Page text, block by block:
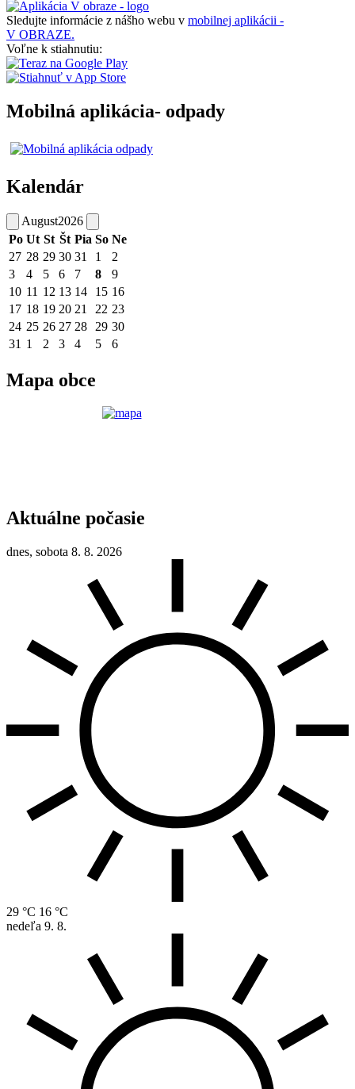
Sledujte informácie z nášho webu v mobilnej aplikácii -
V OBRAZE.
Voľne k stiahnutiu:
Mobilná aplikácia- odpady
Kalendár
August2026
Po Ut St Št Pia So Ne
27 28 29 30 31 1
2
3
4 5 6 7 8
9
10 11 12 13 14 15 16
17 18 19 20 21 22 23
24 25 26 27 28 29 30
31 1 2 3 4 5 6
Mapa obce
Aktuálne počasie
dnes, sobota 8. 8. 2026
29 °C 16 °C
nedeľa 9. 8.